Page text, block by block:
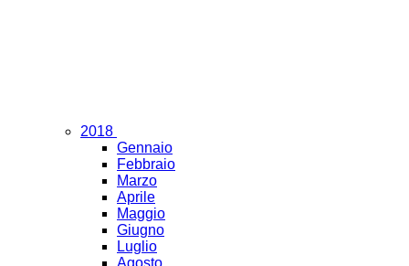
2018
Gennaio
Febbraio
Marzo
Aprile
Maggio
Giugno
Luglio